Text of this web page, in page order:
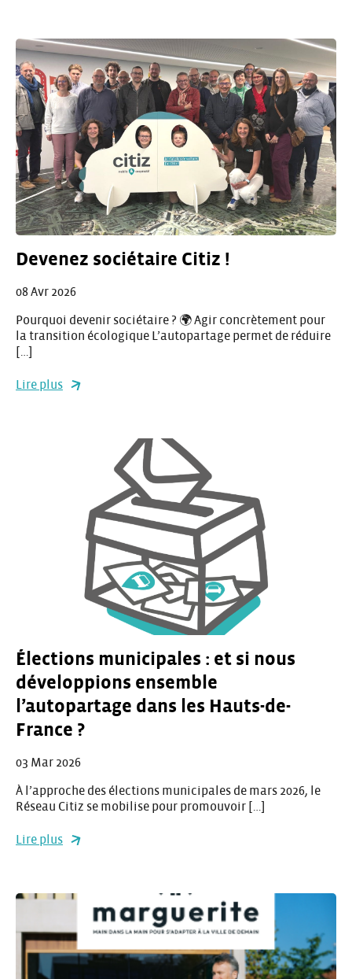
Devenez sociétaire Citiz !
08 Avr 2026
Pourquoi devenir sociétaire ? 🌍 Agir concrètement pour
la transition écologique L’autopartage permet de réduire
Lire plus
Élections municipales : et si nous
développions ensemble
l’autopartage dans les Hauts-de-
France ?
03 Mar 2026
À l’approche des élections municipales de mars 2026, le
Réseau Citiz se mobilise pour promouvoir […]
Lire plus